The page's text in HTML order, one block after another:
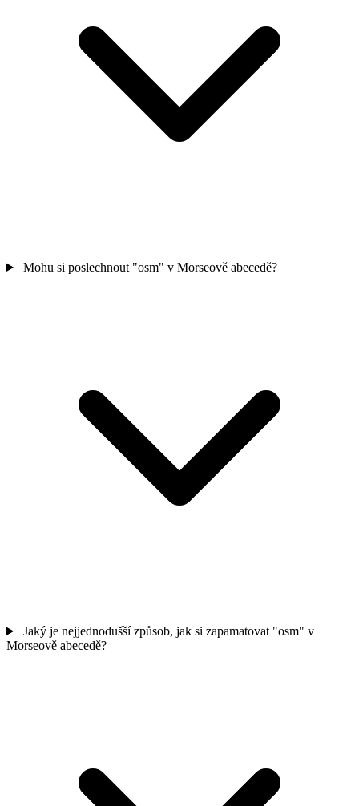
Mohu si poslechnout "osm" v Morseově abecedě?
Jaký je nejjednodušší způsob, jak si zapamatovat "osm" v
Morseově abecedě?